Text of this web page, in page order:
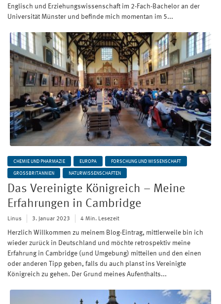
Englisch und Erziehungswissenschaft im 2-Fach-Bachelor an der
Universität Münster und befinde mich momentan im 5...
CHEMIE UND PHARMAZIE EUROPA FORSCHUNG UND WISSENSCHAFT
GROSSBRITANNIEN NATURWISSENSCHAFTEN
Das Vereinigte Königreich – Meine
Erfahrungen in Cambridge
Linus 3. Januar 2023 4 Min. Lesezeit
Herzlich Willkommen zu meinem Blog-Eintrag, mittlerweile bin ich
wieder zurück in Deutschland und möchte retrospektiv meine
Erfahrung in Cambridge (und Umgebung) mitteilen und den einen
oder anderen Tipp geben, falls du auch planst ins Vereinigte
Königreich zu gehen. Der Grund meines Aufenthalts...